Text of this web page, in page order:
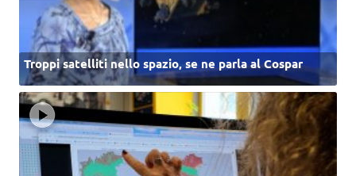
Troppi satelliti nello spazio, se ne parla al Cospar